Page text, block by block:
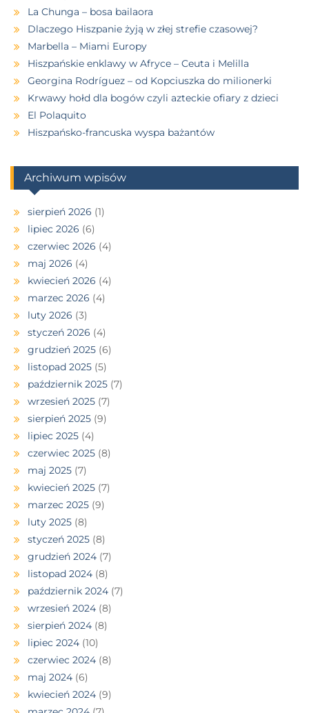
La Chunga – bosa bailaora
Dlaczego Hiszpanie żyją w złej strefie czasowej?
Marbella – Miami Europy
Hiszpańskie enklawy w Afryce – Ceuta i Melilla
Georgina Rodríguez – od Kopciuszka do milionerki
Krwawy hołd dla bogów czyli azteckie ofiary z dzieci
El Polaquito
Hiszpańsko-francuska wyspa bażantów
Archiwum wpisów
sierpień 2026 (1)
lipiec 2026 (6)
czerwiec 2026 (4)
maj 2026 (4)
kwiecień 2026 (4)
marzec 2026 (4)
luty 2026 (3)
styczeń 2026 (4)
grudzień 2025 (6)
listopad 2025 (5)
październik 2025 (7)
wrzesień 2025 (7)
sierpień 2025 (9)
lipiec 2025 (4)
czerwiec 2025 (8)
maj 2025 (7)
kwiecień 2025 (7)
marzec 2025 (9)
luty 2025 (8)
styczeń 2025 (8)
grudzień 2024 (7)
listopad 2024 (8)
październik 2024 (7)
wrzesień 2024 (8)
sierpień 2024 (8)
lipiec 2024 (10)
czerwiec 2024 (8)
maj 2024 (6)
kwiecień 2024 (9)